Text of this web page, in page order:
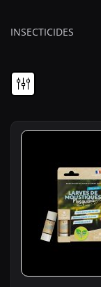
INSECTICIDES